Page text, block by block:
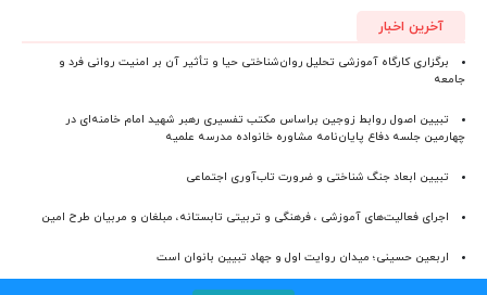
آخرین اخبار
برگزاری کارگاه آموزشی تحلیل روان‌شناختی حیا و تأثیر آن بر امنیت روانی فرد و
جامعه
تبیین اصول روابط زوجین براساس مکتب تفسیری رهبر شهید امام خامنه‌ای در
چهارمین جلسه دفاع پایان‌نامه مشاوره خانواده مدرسه علمیه
تبیین ابعاد جنگ شناختی و ضرورت تاب‌آوری اجتماعی
اجرای فعالیت‌های آموزشی ، فرهنگی و تربیتی تابستانه، مبلغان و مربیان طرح امین
اربعین حسینی؛ میدان روایت اول و جهاد تبیین بانوان است